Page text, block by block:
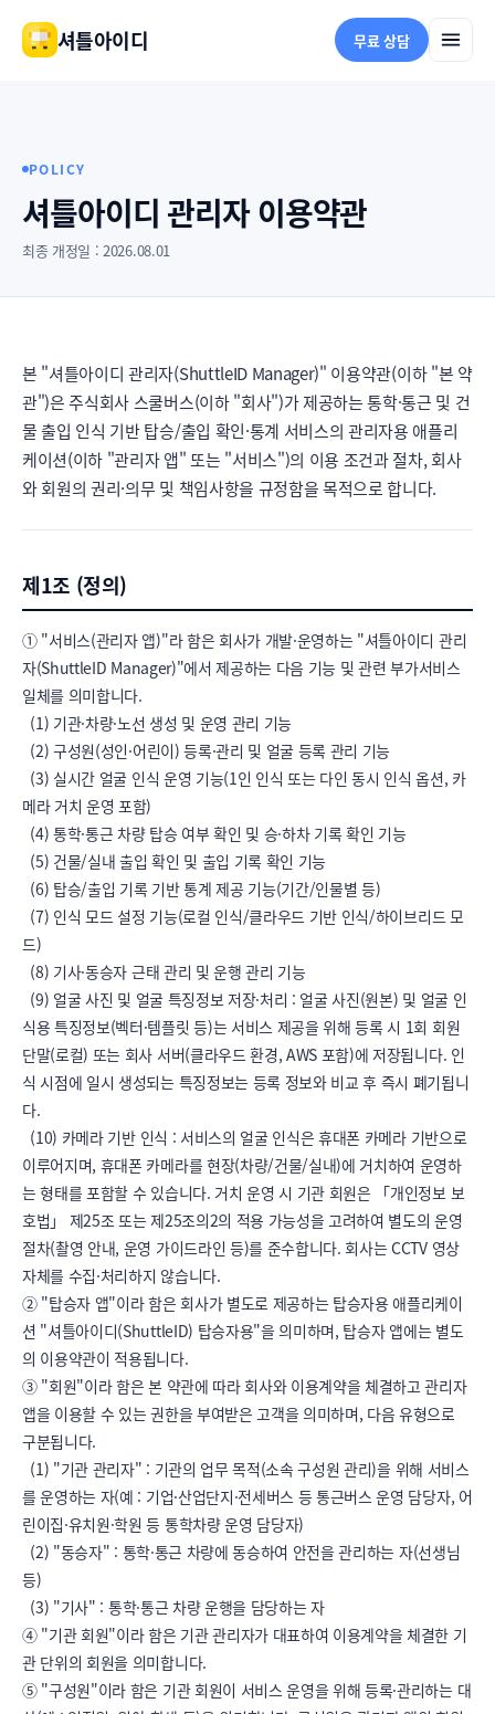
셔틀아이디 무료 상담
POLICY
셔틀아이디 관리자 이용약관
최종 개정일 :2026.08.01
본 "셔틀아이디 관리자(ShuttleID Manager)" 이용약관(이하 "본 약
관")은 주식회사 스쿨버스(이하 "회사")가 제공하는 통학·통근 및 건
물 출입 인식 기반 탑승/출입 확인·통계 서비스의 관리자용 애플리
케이션(이하 "관리자 앱" 또는 "서비스")의 이용 조건과 절차, 회사
와 회원의 권리·의무 및 책임사항을 규정함을 목적으로 합니다.
제1조 (정의)
① "서비스(관리자 앱)"라 함은 회사가 개발·운영하는 "셔틀아이디 관리
자(ShuttleID Manager)"에서 제공하는 다음 기능 및 관련 부가서비스
일체를 의미합니다.
메라 거치 운영 포함)
드)
식용 특징정보(벡터·템플릿 등)는 서비스 제공을 위해 등록 시 1회 회원
단말(로컬) 또는 회사 서버(클라우드 환경, AWS 포함)에 저장됩니다. 인
식 시점에 일시 생성되는 특징정보는 등록 정보와 비교 후 즉시 폐기됩니
다.
이루어지며, 휴대폰 카메라를 현장(차량/건물/실내)에 거치하여 운영하
는 형태를 포함할 수 있습니다. 거치 운영 시 기관 회원은 「개인정보 보
호법」 제25조 또는 제25조의2의 적용 가능성을 고려하여 별도의 운영
절차(촬영 안내, 운영 가이드라인 등)를 준수합니다. 회사는 CCTV 영상
자체를 수집·처리하지 않습니다.
② "탑승자 앱"이라 함은 회사가 별도로 제공하는 탑승자용 애플리케이
션 "셔틀아이디(ShuttleID) 탑승자용"을 의미하며, 탑승자 앱에는 별도
의 이용약관이 적용됩니다.
③ "회원"이라 함은 본 약관에 따라 회사와 이용계약을 체결하고 관리자
앱을 이용할 수 있는 권한을 부여받은 고객을 의미하며, 다음 유형으로
구분됩니다.
를 운영하는 자(예 : 기업·산업단지·전세버스 등 통근버스 운영 담당자, 어
린이집·유치원·학원 등 통학차량 운영 담당자)
등)
④ "기관 회원"이라 함은 기관 관리자가 대표하여 이용계약을 체결한 기
관 단위의 회원을 의미합니다.
⑤ "구성원"이라 함은 기관 회원이 서비스 운영을 위해 등록·관리하는 대